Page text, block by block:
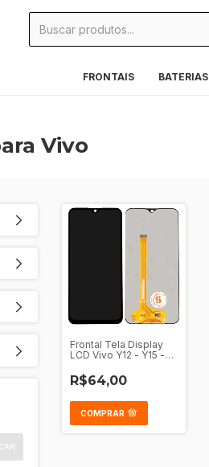
FRONTAIS BATERIAS
Vivo
Frontal Tela Display
LCD Vivo Y12 - Y15 -
Aro
R$64,00
COMPRAR